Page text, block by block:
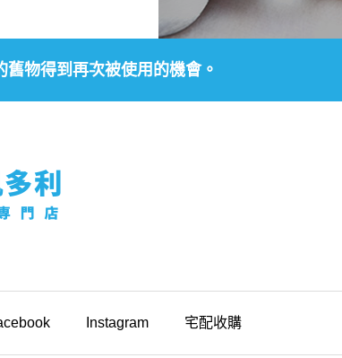
物得到再次被使用的機會。
Instagram 宅配收購